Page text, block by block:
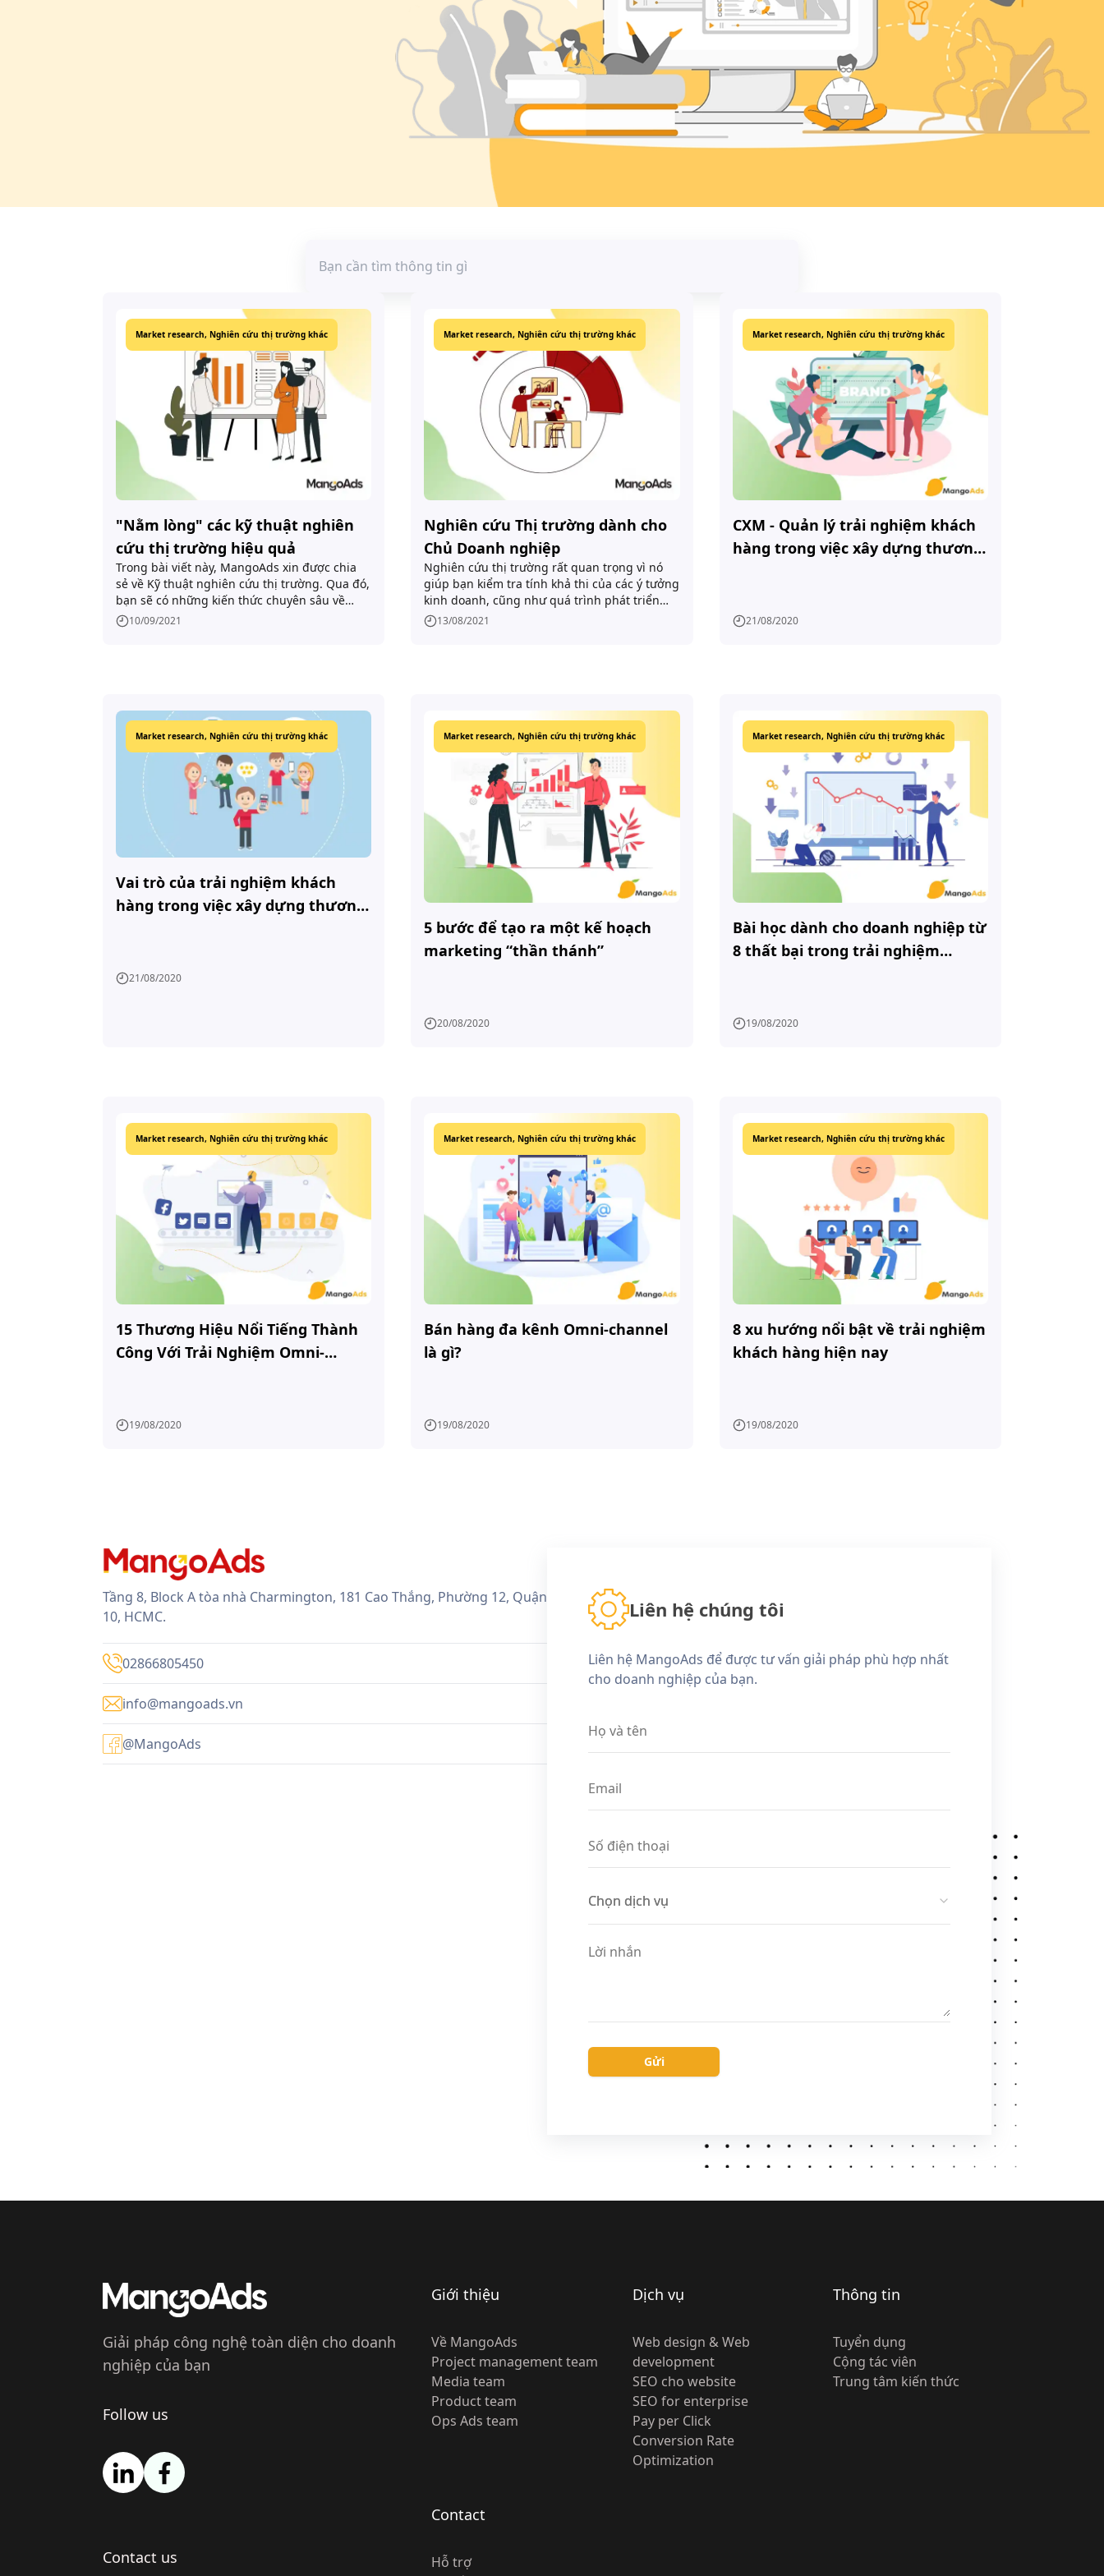
Market research, Nghiên cứu thị trường khác
"Nằm lòng" các kỹ thuật nghiên
cứu thị trường hiệu quả
Trong bài viết này, MangoAds xin được chia
sẻ về Kỹ thuật nghiên cứu thị trường. Qua đó,
bạn sẽ có những kiến thức chuyên sâu về
nghiên cứu thị trường, các kỹ thuật nghiên
10/09/2021
Market research,Nghiên cứu thị trường khác
Nghiên cứu Thị trường dành cho
Chủ Doanh nghiệp
Nghiên cứu thị trường rất quan trọng vì nó
giúp bạn kiểm tra tính khả thi của các ý tưởng
kinh doanh, cũng như quá trình phát triển
các sản phẩm, dịch vụ và tính năng mới.
13/08/2021
Market research, Nghiên cứu thị trường khác
CXM - Quản lý trải nghiệm khách
hàng trong việc xây dựng thương
21/08/2020
Market research, Nghiên cứu thị trường khác
Vai trò của trải nghiệm khách
hàng trong việc xây dựng thương
21/08/2020
Market research,Nghiên cứu thị trường khác
5 bước để tạo ra một kế hoạch
marketing “thần thánh”
20/08/2020
Market research, Nghiên cứu thị trường khác
Bài học dành cho doanh nghiệp từ
8 thất bại trong trải nghiệm
19/08/2020
Market research, Nghiên cứu thị trường khác
15 Thương Hiệu Nổi Tiếng Thành
Công Với Trải Nghiệm Omni-
19/08/2020
Market research,Nghiên cứu thị trường khác
Bán hàng đa kênh Omni-channel
là gì?
19/08/2020
Market research, Nghiên cứu thị trường khác
8 xu hướng nổi bật về trải nghiệm
khách hàng hiện nay
19/08/2020
Tầng 8, Block A tòa nhà Charmington, 181 Cao Thắng, Phường 12, Quận
10, HCMC.
02866805450
info@mangoads.vn
@MangoAds
Liên hệ chúng tôi
Liên hệ MangoAds để được tư vấn giải pháp phù hợp nhất
cho doanh nghiệp của bạn.
Họ và tên
Email
Số điện thoại
Chọn dịch vụ
Chọn dịch vụ
Lời nhắn
Gửi
Giải pháp công nghệ toàn diện cho doanh
nghiệp của bạn
Follow us
Contact us
Giới thiệu
Về MangoAds
Project management team
Media team
Product team
Ops Ads team
Dịch vụ
Web design & Web
development
SEO cho website
SEO for enterprise
Pay per Click
Conversion Rate
Optimization
Thông tin
Tuyển dụng
Cộng tác viên
Trung tâm kiến thức
Contact
Hỗ trợ